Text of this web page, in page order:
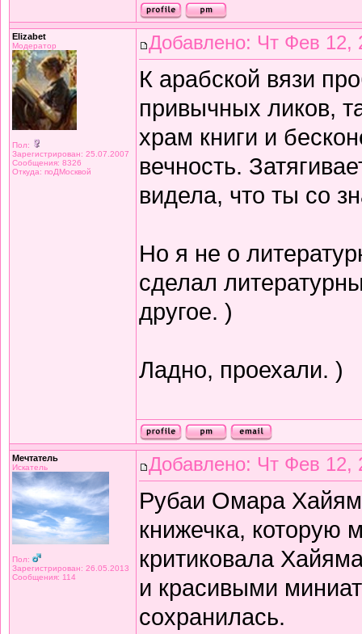
Elizabet
Модератор
Пол:
Зарегистрирован: 25.07.2007
Сообщения: 8326
Откуда: поДМосквой
Добавлено: Чт Фев 12,
К арабской вязи
привычных ликов,
храм книги и
вечность.
видела, что ты со
Но я не о
сделал
другое. )
Ладно, проехали. )
Мечтатель
Искатель
Пол:
Зарегистрирован: 26.05.2013
Сообщения: 114
Добавлено: Чт Фев 12,
Рубаи Омара
книжечка, которую
критиковала
и красивыми
сохранилась.